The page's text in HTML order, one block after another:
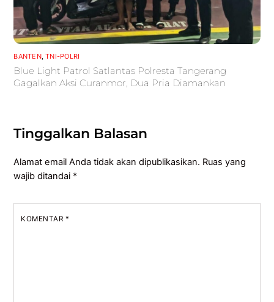
BANTEN,TNI-POLRI
Blue Light Patrol Satlantas Polresta Tangerang
Gagalkan Aksi Curanmor, Dua Pria Diamankan
Tinggalkan Balasan
Alamat email Anda tidak akan dipublikasikan. Ruas yang
wajib ditandai *
KOMENTAR *